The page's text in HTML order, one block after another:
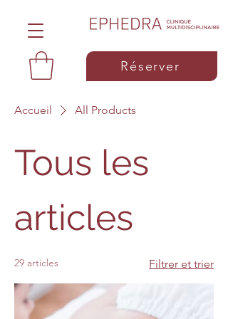
Réserver
Accueil All Products
Tous les
articles
29 articles Filtrer et trier